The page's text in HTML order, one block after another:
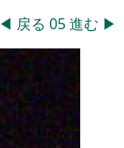
◀ 戻る 05進む ▶